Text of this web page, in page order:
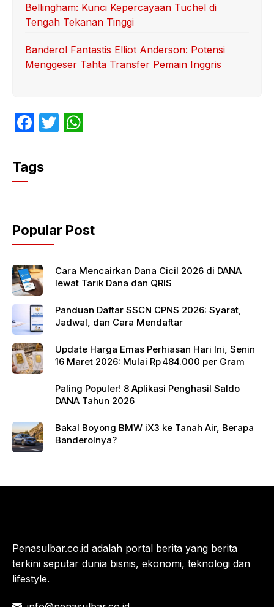
Bellingham: Kunci Kepercayaan Tuchel di
Tengah Tekanan Tinggi
Banderol Fantastis Elliot Anderson: Potensi
Menggeser Tahta Transfer Pemain Inggris
F
c
e
o
o
k
T
p
p
Tags
Popular Post
Cara Mencairkan Dana Cicil 2026 di DANA
lewat Tarik Dana dan QRIS
Panduan Daftar SSCN CPNS 2026: Syarat,
Jadwal, dan Cara Mendaftar
Update Harga Emas Perhiasan Hari Ini, Senin
16 Maret 2026: Mulai Rp 484.000 per Gram
Paling Populer! 8 Aplikasi Penghasil Saldo
DANA Tahun 2026
Bakal Boyong BMW iX3 ke Tanah Air, Berapa
Banderolnya?
Penasulbar.co.id adalah portal berita yang berita
terkini seputar dunia bisnis, ekonomi, teknologi dan
lifestyle.